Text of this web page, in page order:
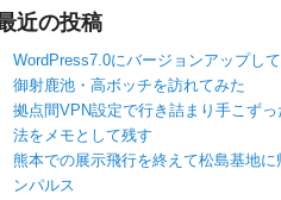
近の投稿
WordPress7.0にバージョンアップし
御射鹿池・高ボッチを訪れてみた
拠点間VPN設定で行き詰まり手こず
法をメモとして残す
熊本での展示飛行を終えて松島基地に
ンパルス